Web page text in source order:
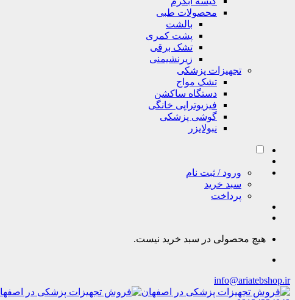
محصولات طبی
بالشت
پشت کمری
تشک برقی
زیرنشیمنی
تجهیزات پزشکی
تشک مواج
دستگاه ساکشن
فیزیوتراپی خانگی
گوشی پزشکی
نبولایزر
ورود / ثبت نام
سبد خرید
پرداخت
هیچ محصولی در سبد خرید نیست.
info@ariatebshop.ir